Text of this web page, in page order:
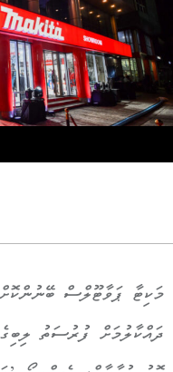
މަކިޓާ ޕަވާޓޫލްސް
ދައްކާލުމަށް ފުރުސަތު